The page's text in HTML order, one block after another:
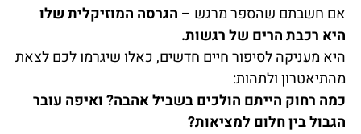
אם חשבתם שהספר מרגש – הגרסה המוזיקלית שלו
היא רכבת הרים של רגשות.
היא מעניקה לסיפור חיים חדשים, כאלו שיגרמו לכם לצאת
מהתיאטרון ולתהות:
כמה רחוק הייתם הולכים בשביל אהבה? ואיפה עובר
הגבול בין חלום למציאות?